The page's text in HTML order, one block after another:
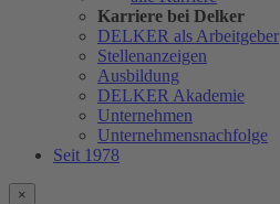
Karriere bei Delker
DELKER als Arbeitgeber
Stellenanzeigen
Ausbildung
DELKER Akademie
Unternehmen
Unternehmensnachfolge
Seit 1978
×